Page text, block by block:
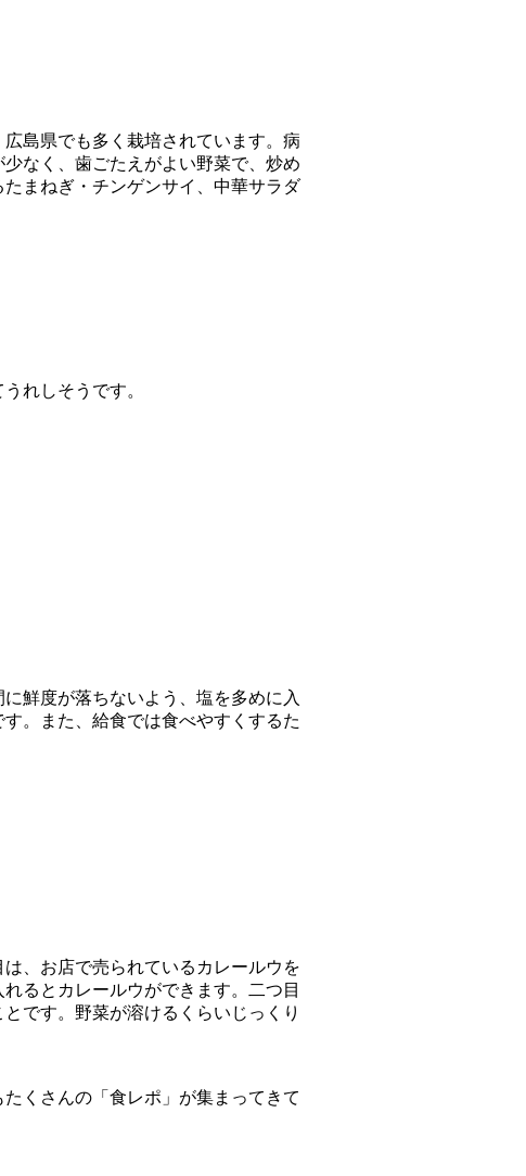
島県でも多く栽培されています。病
なく、歯ごたえがよい野菜で、炒め
まねぎ・チンゲンサイ、中華サラダ
れしそうです。
鮮度が落ちないよう、塩を多めに入
。また、給食では食べやすくするた
、お店で売られているカレールウを
るとカレールウができます。二つ目
です。野菜が溶けるくらいじっくり
くさんの「食レポ」が集まってきて